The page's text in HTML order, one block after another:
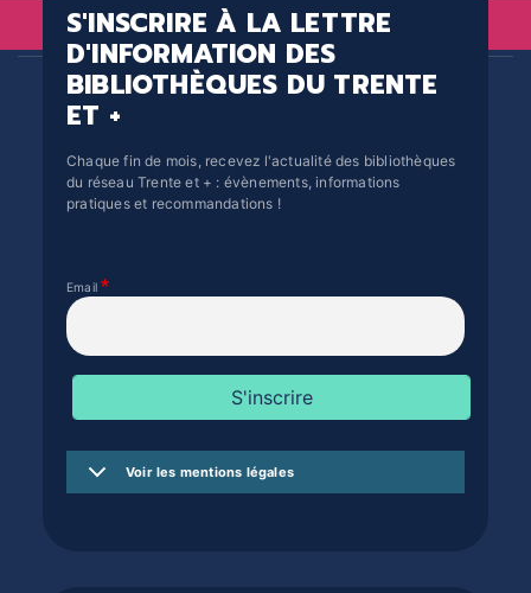
S'INSCRIRE À LA LETTRE
D'INFORMATION DES
BIBLIOTHÈQUES DU TRENTE
ET +
Chaque fin de mois, recevez l'actualité des bibliothèques
du réseau Trente et + : évènements, informations
pratiques et recommandations !
Email
Voir les mentions légales